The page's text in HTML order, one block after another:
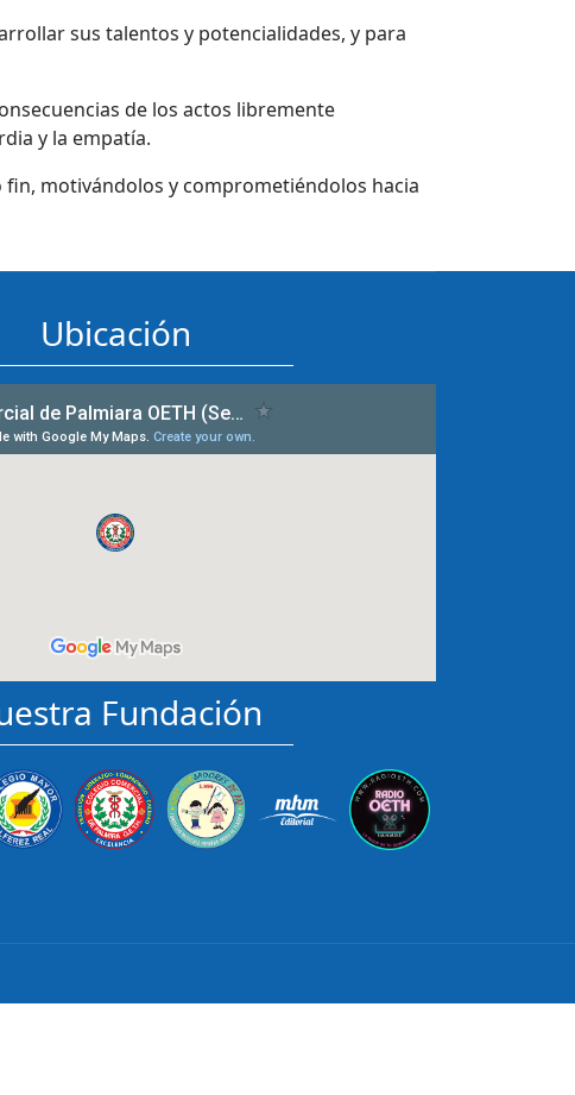
sus talentos y potencialidades, y para
de los actos libremente
y la empatía.
fin, motivándolos y comprometiéndolos hacia
Ubicación
Fundación